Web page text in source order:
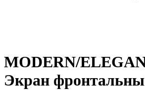
MODERN/
Экран